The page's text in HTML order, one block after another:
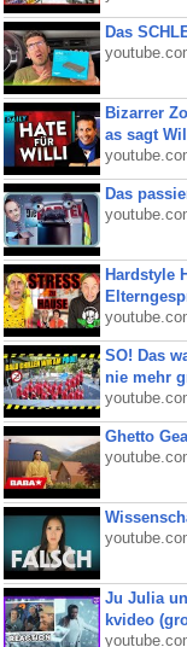
Das
Bizarrer
as sagt
Das
Hardstyle
SO! Das
nie mehr
Ghetto
Ju Julia
kvideo